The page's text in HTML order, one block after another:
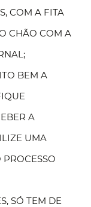
COM A FITA
CHÃO COM A
BEM A
A
UMA
SÓ TEM DE